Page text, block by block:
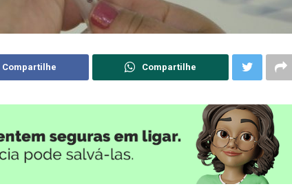
Compartilhe Compartilhe